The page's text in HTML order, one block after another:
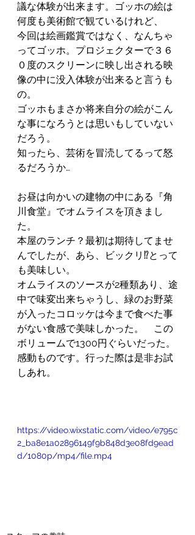
議な体験が出来ます。ゴッホの絵は
何度も美術館で観ているけれど、
今回は絵画鑑賞ではなく、なんちゃ
ってゴッホ。プロジェクターで３６
０度のスクリーンに映し出される映
像の中に没入体験が出来ると言うも
の。
ゴッホもまさか将来自分の絵がこん
な事になろうとは思いもしていない
だろう。
知ったら、芸術を冒涜してるって怒
るだろうか…
お昼は向かいの建物の中にある『角
川食堂』でオムライスを頂きまし
た。
本屋のランチ？最初は期待してませ
んでしたが、あら、ビックリ⁉️とって
も美味しい。
オムライスのソースが2種類あり、途
中で味変出来ちゃうし、緑のお野菜
が入ったコロッケは今まで食べた事
がない食感で美味しかった。　この
ボリュームで1300円ぐらいだった。
感動ものです。行った際は是非お試
しあれ。
https://video.wixstatic.com/video/e795c
2_ba8e1a02896149f9b848d3e08fd9ead
d/1080p/mp4/file.mp4